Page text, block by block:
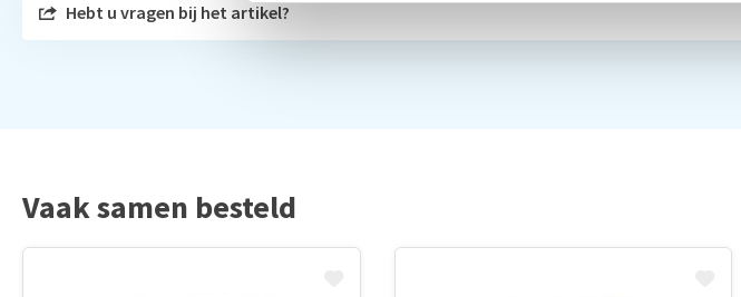
Hebt u vragen bij het artikel?
Vaak samen besteld